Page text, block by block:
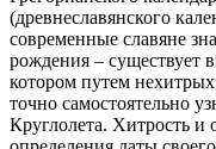
(древнеславянского
современные славяне
рождения – существует
котором путем
точно самостоятельно
Круглолета. Хитрость и